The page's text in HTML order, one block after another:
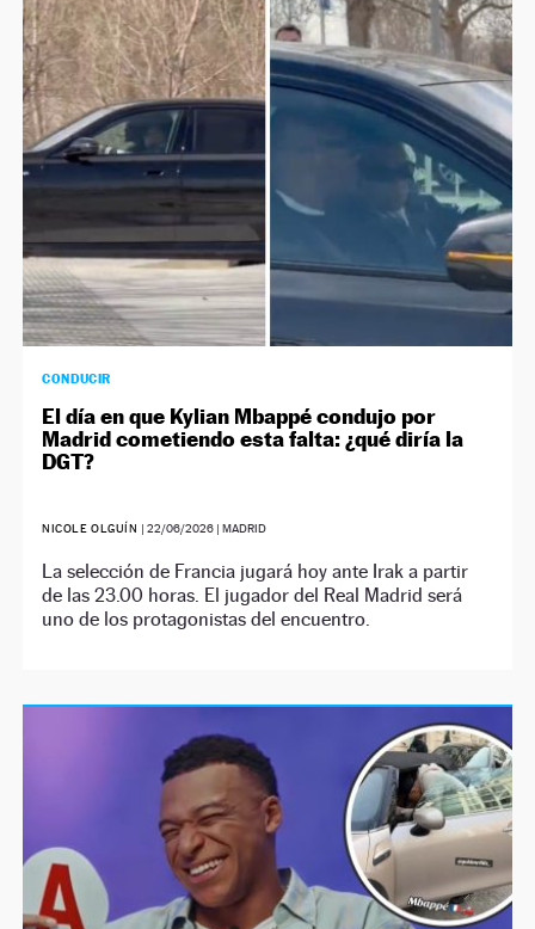
CONDUCIR
El día en que Kylian Mbappé condujo por
Madrid cometiendo esta falta: ¿qué diría la
DGT?
NICOLE OLGUÍN | 22/06/2026| MADRID
La selección de Francia jugará hoy ante Irak a partir
de las 23.00 horas. El jugador del Real Madrid será
uno de los protagonistas del encuentro.